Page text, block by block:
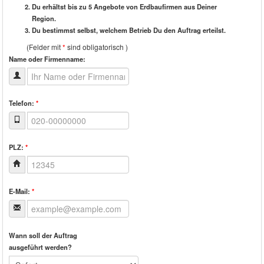
Du erhältst bis zu 5 Angebote von Erdbaufirmen aus Deiner
Region.
Du bestimmst selbst, welchem Betrieb Du den Auftrag erteilst.
(Felder mit* sind obligatorisch )
Name oder Firmenname:
Telefon: *
PLZ: *
E-Mail: *
Wann soll der Auftrag
ausgeführt werden?